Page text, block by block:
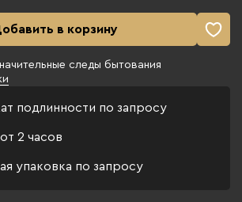
в корзину
следы бытования
подлинности по запросу
2 часов
упаковка по запросу